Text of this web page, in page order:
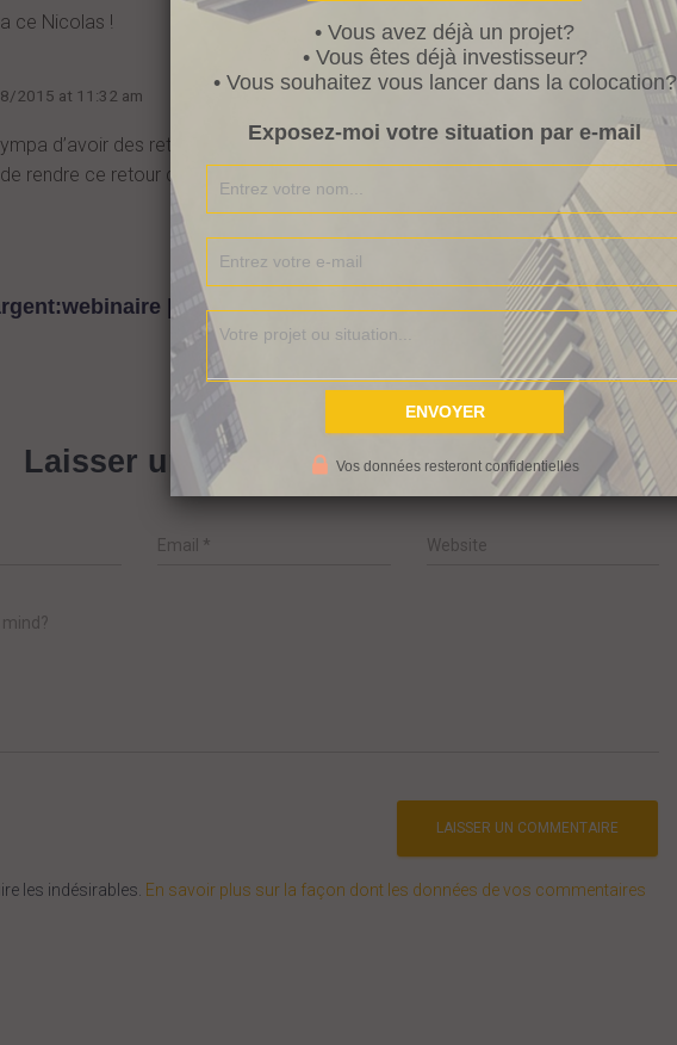
ce Nicolas !
2015 at 11:32 am
d’avoir des retours de personnes qui se sont lancées. Le format vidéo
rendre ce retour d’expérience plus vivant et plus sympa à visionner, et à
REPLY
| Les revenus autrement · 23/08/2015 at 12:22 pm
REPLY
Laisser un commentaire
Email * Website
les indésirables. En savoir plus sur la façon dont les données de vos commentaires
• Vous avez déjà un projet?
• Vous êtes déjà investisseur?
• Vous souhaitez vous lancer dans la colocation?
Exposez-moi votre situation par e-mail
Vos données resteront confidentielles